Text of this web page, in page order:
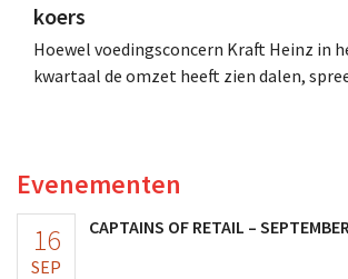
koers
Hoewel voedingsconcern Kraft Heinz in
kwartaal de omzet heeft zien dalen,
Evenementen
16
SEP
CAPTAINS OF RETAIL –